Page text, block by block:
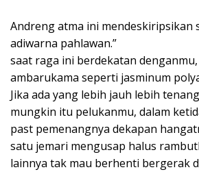
Andreng atma ini mendeskiripsikan
adiwarna pahlawan.”
saat raga ini berdekatan
ambarukama seperti jasminum
Jika ada yang lebih jauh lebih
mungkin itu pelukanmu, dalam
past pemenangnya dekapan
satu jemari mengusap halus
lainnya tak mau berhenti bergerak